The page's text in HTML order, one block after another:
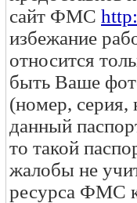
сайт ФМС
избежание
относится
быть Ваше
(номер,
данный
то такой
жалобы не
ресурса ФМС